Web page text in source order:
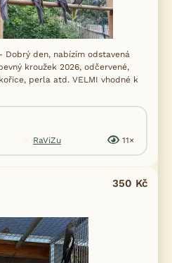
Dobrý den, nabízím odstavená
kroužek 2026, odčervené,
perla atd. VELMI vhodné k
RaViZu 11×
350 Kč